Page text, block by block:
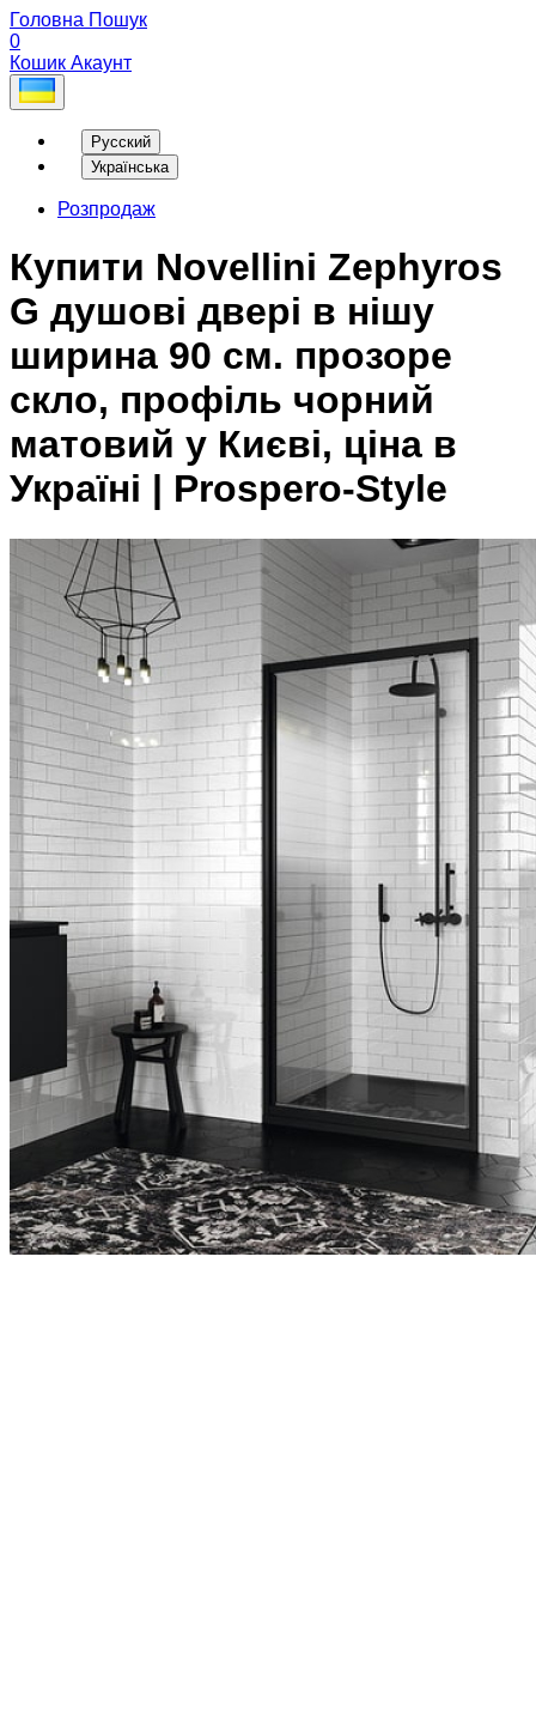
Головна Пошук
0
Кошик Акаунт
Русский
Українська
Розпродаж
Купити Novellini Zephyros
G душові двері в нішу
ширина 90 см. прозоре
скло, профіль чорний
матовий у Києві, ціна в
Україні | Prospero-Style